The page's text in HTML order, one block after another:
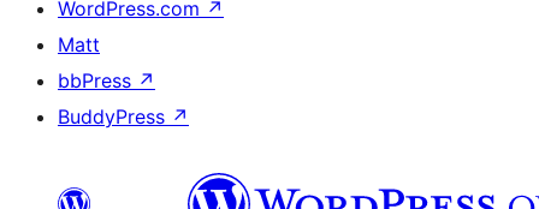
WordPress.com ↗
Matt
bbPress ↗
BuddyPress ↗